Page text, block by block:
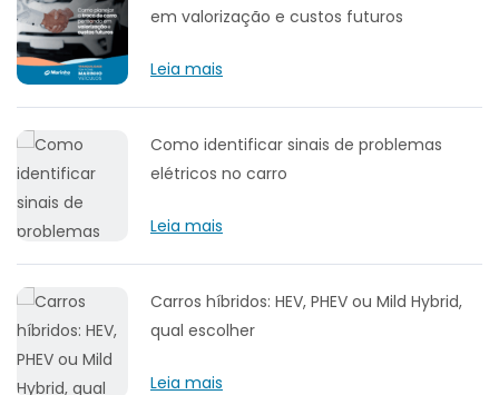
em valorização e custos futuros
Leia mais
Como identificar sinais de problemas
elétricos no carro
Leia mais
Carros híbridos: HEV, PHEV ou Mild Hybrid,
qual escolher
Leia mais